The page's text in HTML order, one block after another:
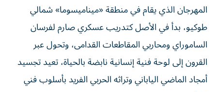
المهرجان الذي يقام في منطقة «ميناميسوما» شمالي
طوكيو، بدأ في الأصل كتدريب عسكري صارم لفرسان
الساموراي ومحاربي المقاطعات القدامى، وتحول عبر
القرون إلى لوحة فنية إنسانية نابضة بالحياة، تعيد تجسيد
أمجاد الماضي الياباني وتراثه الحربي الفريد بأسلوب فني